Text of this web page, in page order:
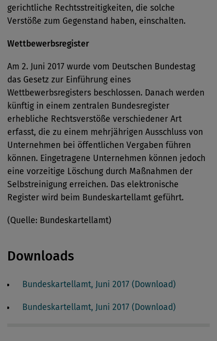
gerichtliche Rechtsstreitigkeiten, die solche
Verstöße zum Gegenstand haben, einschalten.
Wettbewerbsregister
Am 2. Juni 2017 wurde vom Deutschen Bundestag
das Gesetz zur Einführung eines
Wettbewerbsregisters beschlossen. Danach werden
künftig in einem zentralen Bundesregister
erhebliche Rechtsverstöße verschiedener Art
erfasst, die zu einem mehrjährigen Ausschluss von
Unternehmen bei öffentlichen Vergaben führen
können. Eingetragene Unternehmen können jedoch
eine vorzeitige Löschung durch Maßnahmen der
Selbstreinigung erreichen. Das elektronische
Register wird beim Bundeskartellamt geführt.
(Quelle: Bundeskartellamt)
Downloads
Bundeskartellamt, Juni 2017 (Download)
Bundeskartellamt, Juni 2017 (Download)